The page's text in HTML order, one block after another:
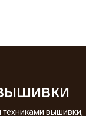
вышивки,